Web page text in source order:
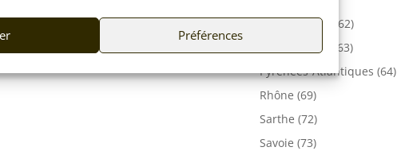
Préférences
Pas-de-Calais (62)
Puy De Dôme (63)
Pyrénées-Atlantiques (64)
Rhône (69)
Sarthe (72)
Savoie (73)